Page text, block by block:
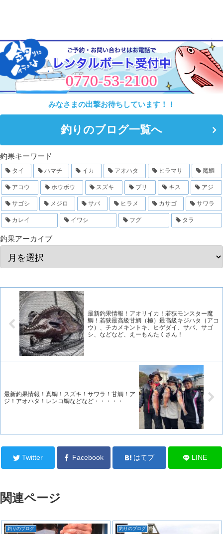
みなさまの出撃お待ちしています！！
釣りのブログ一覧へ
釣果キーワード
タイ ハマチ イカ アオハタ ヒラマサ 魔鯛
アコウ ホウボウ スズキ ブリ キス アジ
サゴシ メジロ サバ ヒラメ カサゴ サワラ
カレイ イワシ フグ タラ
釣果アーカイブ
最新釣果情報！アオリイカ！若狭モンスター魔
鯛！若狭最高級甘鯛（極）最高級キジハタ（アコ
ウ）、チカメキントキ、ヒゲダイ、サバ、サゴ
シ、などなど、えーもんたくさん！
最新釣果情報！真鯛！スズキ！サワラ！甘鯛！ア
ジ！アオハタ！レンコ鯛などなど・・・・・
Twitter Facebook はてブ LINE
関連ページ
釣りのブログ 釣りのブログ